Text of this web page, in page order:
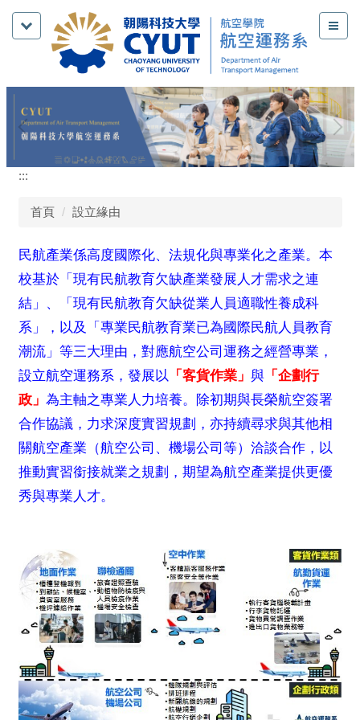
跳
:::
首頁 設立緣由
民航產業係高度國際化、法規化與專業化之產業。本
校基於「現有民航教育欠缺產業發展人才需求之連
結」、「現有民航教育欠缺從業人員適職性養成科
系」，以及「專業民航教育業已為國際民航人員教育
潮流」等三大理由，對應航空公司運務之經營專業，
設立航空運務系，發展以 「客貨作業」 與「企劃行
政」 為主軸之專業人力培養。除初期與長榮航空簽署
合作協議，力求深度實習規劃，亦持續尋求與其他相
關航空產業（航空公司、機場公司等）洽談合作，以
推動實習銜接就業之規劃，期望為航空產業提供更優
秀與專業人才。